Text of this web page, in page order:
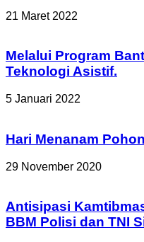
21 Maret 2022
Melalui Program
Teknologi Asistif.
5 Januari 2022
Hari Menanam
29 November 2020
Antisipasi
BBM Polisi dan TNI